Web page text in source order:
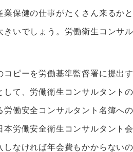
保健の仕事がたくさん来るか
いでしょう。労働衛生コンサ
ピーを労働基準監督署に提出
て、労働衛生コンサルタント
働安全コンサルタント名簿へ
労働安全衛生コンサルタント
なければ年会費もかからない